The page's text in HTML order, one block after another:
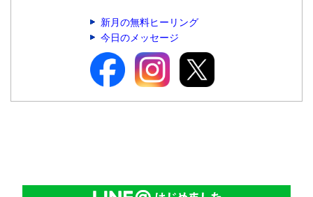
新月の無料ヒーリング
今日のメッセージ